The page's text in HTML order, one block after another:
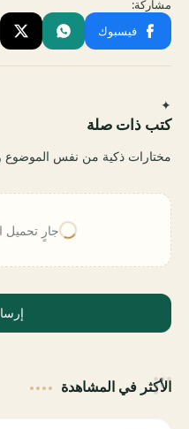
✦
كتب ذات صلة
مختارات ذكية من نفس الموضوع
جارٍ تحميل
الأكثر في المشاهدة